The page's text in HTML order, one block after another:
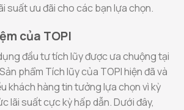
suất ưu đãi cho các bạn lựa chọn.
của TOPI
đầu tư tích lũy được ưa chuộng tại
phẩm Tích lũy của TOPI hiện đã và
khách hàng tin tưởng lựa chọn vì kỳ
lãi suất cực kỳ hấp dẫn. Dưới đây,